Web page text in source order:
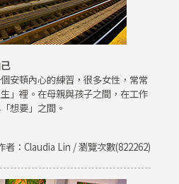
安頓內心的練習，很多女性，常常
」裡。在母親與孩子之間，在工作
想要」之間。
者：Claudia Lin / 瀏覽次數(822262)